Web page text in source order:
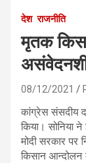
देश राजनीति
मृतक
08/12/2021
कांग्रेस संसदीय
किया। सोनिया
मोदी सरकार पर
किसान आन्दोलन